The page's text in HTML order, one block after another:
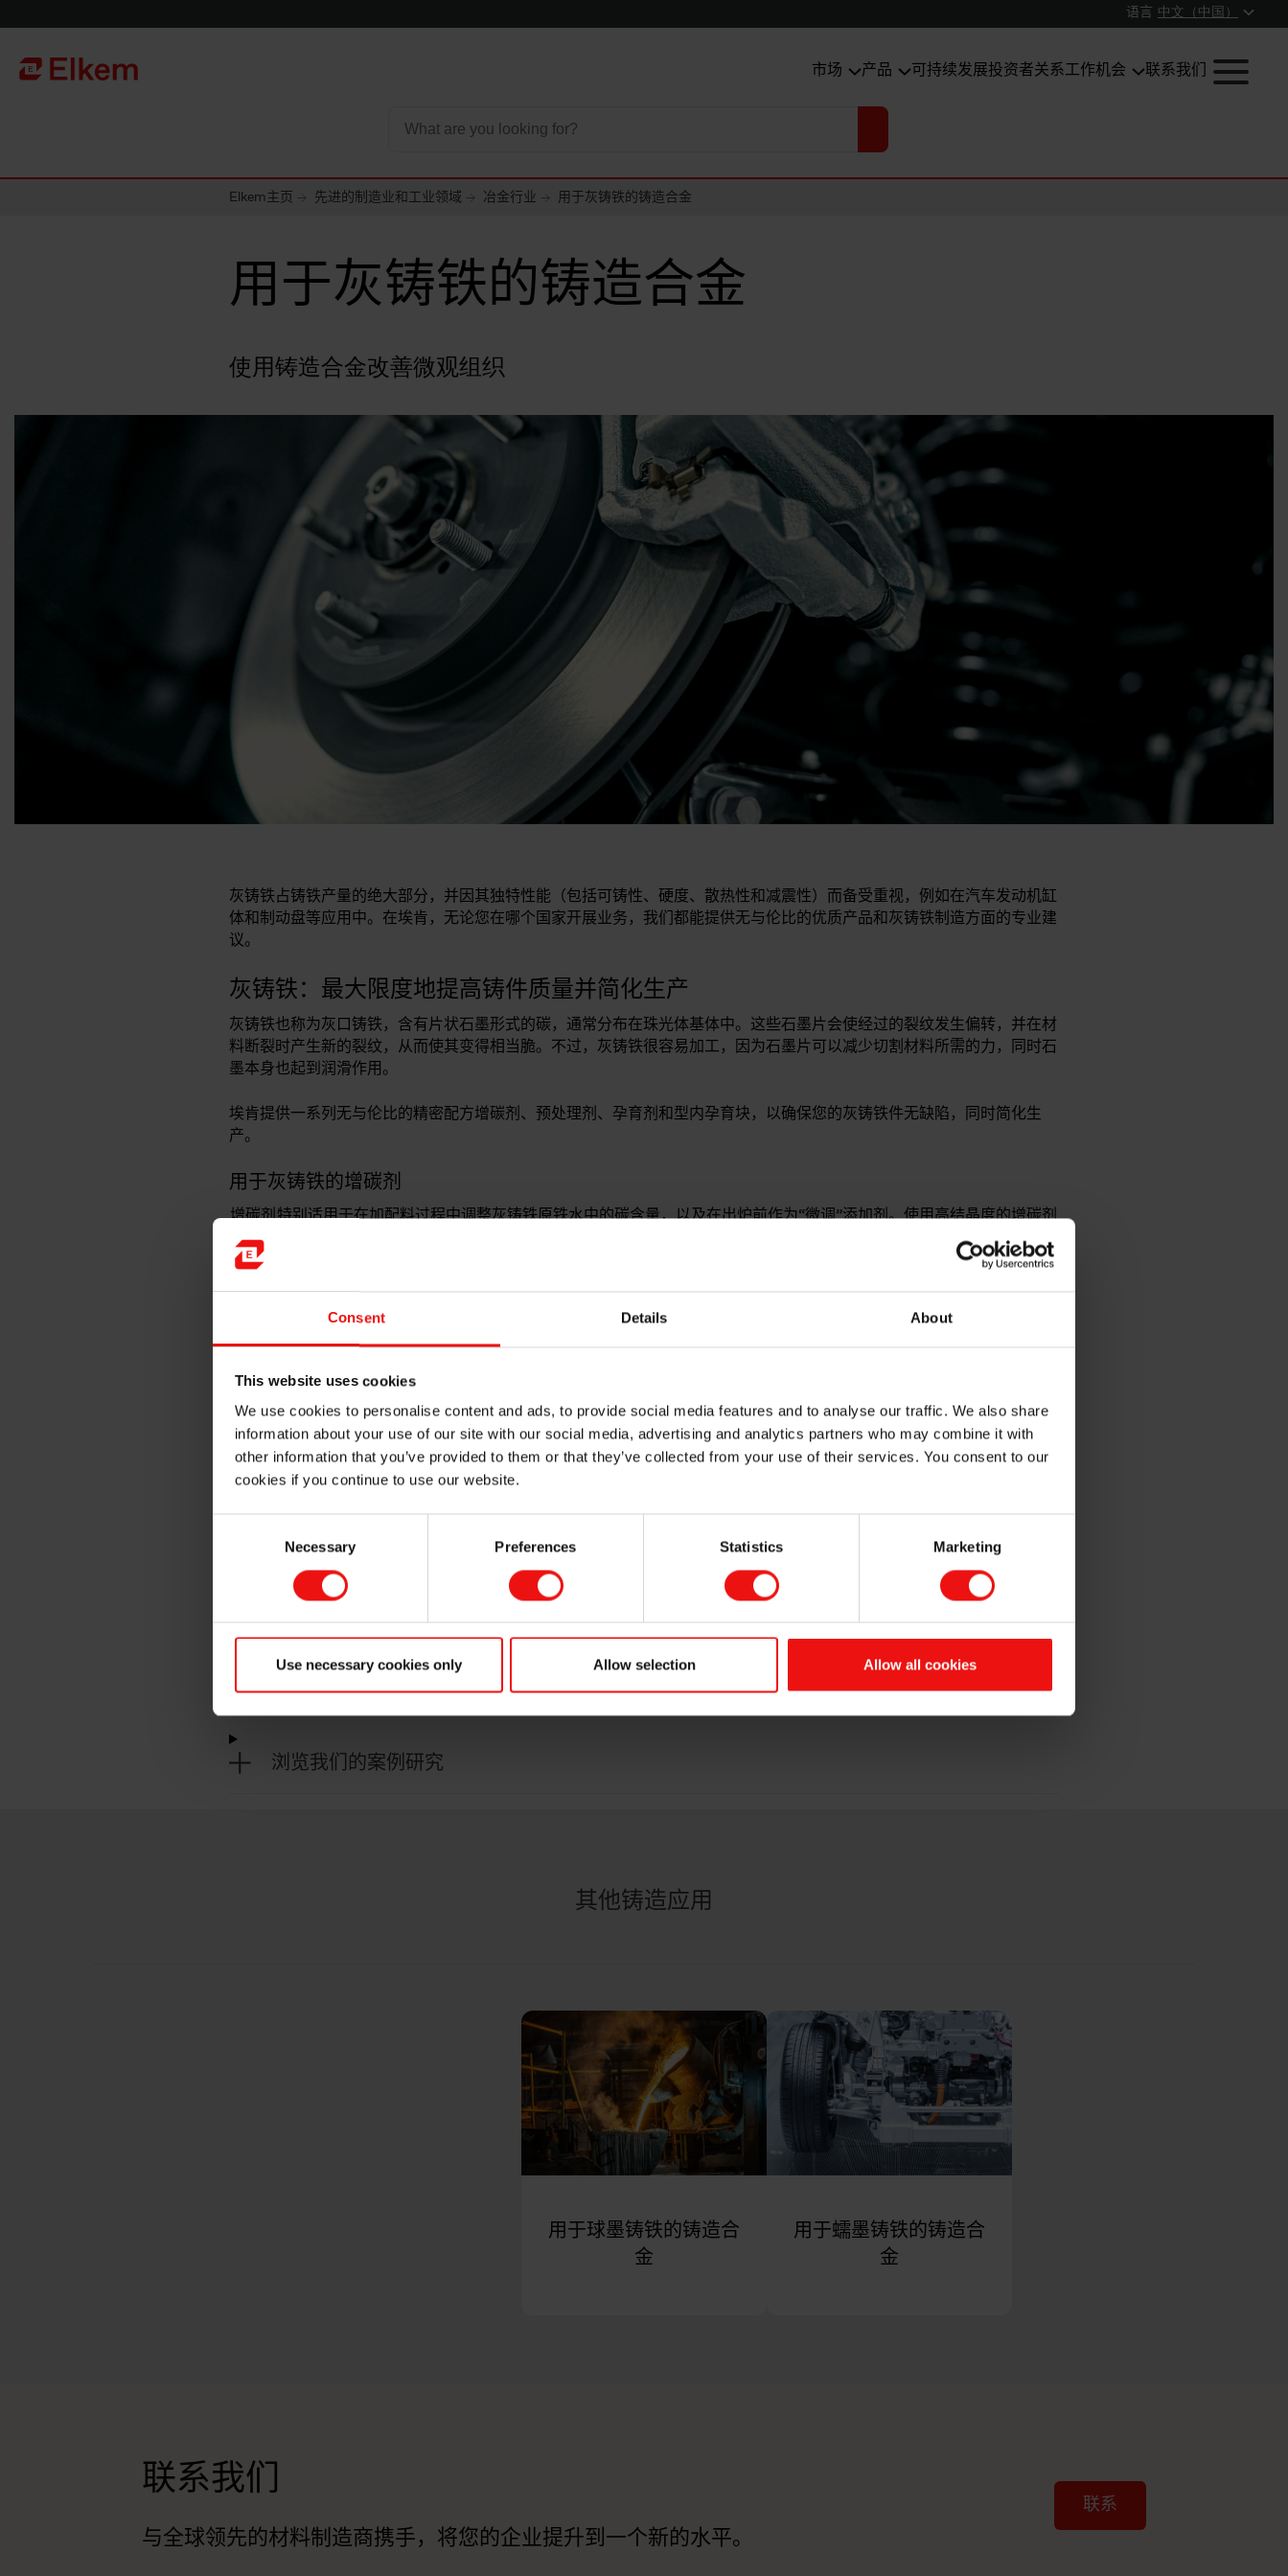
Consent Details About
This website uses cookies
We use cookies to personalise content and ads, to provide social media features and to analyse our traffic. We also share
information about your use of our site with our social media, advertising and analytics partners who may combine it with
other information that you’ve provided to them or that they’ve collected from your use of their services. You consent to our
cookies if you continue to use our website.
Necessary Preferences Statistics Marketing
Use necessary cookies only Allow selection Allow all cookies
语言 中文（中国）
To start page 市场 产品 可持续发展投资者关系工作机会 联系我们
Elkem主页 先进的制造业和工业领域 冶金行业 用于灰铸铁的铸造合金
用于灰铸铁的铸造合金
使用铸造合金改善微观组织
灰铸铁占铸铁产量的绝大部分，并因其独特性能（包括可铸性、硬度、散热性和减震性）而备受重视，例如在汽车发动机缸
体和制动盘等应用中。在埃肯，无论您在哪个国家开展业务，我们都能提供无与伦比的优质产品和灰铸铁制造方面的专业建
议。
灰铸铁：最大限度地提高铸件质量并简化生产
灰铸铁也称为灰口铸铁，含有片状石墨形式的碳，通常分布在珠光体基体中。这些石墨片会使经过的裂纹发生偏转，并在材
料断裂时产生新的裂纹，从而使其变得相当脆。不过，灰铸铁很容易加工，因为石墨片可以减少切割材料所需的力，同时石
墨本身也起到润滑作用。
埃肯提供一系列无与伦比的精密配方增碳剂、预处理剂、孕育剂和型内孕育块，以确保您的灰铸铁件无缺陷，同时简化生
产。
用于灰铸铁的增碳剂
增碳剂特别适用于在加配料过程中调整灰铸铁原铁水中的碳含量，以及在出炉前作为“微调”添加剂。使用高结晶度的增碳剂
可确保轻松溶解，并最大限度地提高碳吸收率。
用于灰铸铁的预处理剂
在灰铸铁熔体中添加预处理剂 有助于增强和稳定原铁水的形核潜力，避免后期形核“衰退”，从而获得更高质量的铸件。
墨结构。
孕育剂可以在浇铸前添加，也可以在铸型内添加，此时它们被称为型内孕育块。
埃肯的优势
几十年来，埃肯一直帮助众多铸铁厂满足其合金需求。我们注重细节，并愿意为客户提供量身定制的产品，我们对此深感自
豪——只有最好的产品才能满足客户的需求。
在全球的业务，我们一直在想方设法改进我们的工作以及为客户提供的服务。
浏览我们的案例研究
其他铸造应用
用于球墨铸铁的铸造合
金
用于蠕墨铸铁的铸造合
金
联系我们
与全球领先的材料制造商携手，将您的企业提升到一个新的水平。
联系